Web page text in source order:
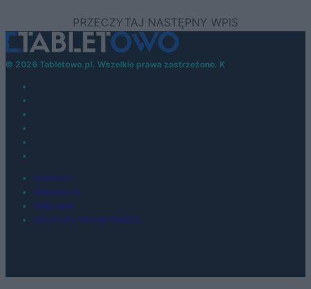
© 2026 Tabletowo.pl. Wszelkie prawa zastrzeżone. K
KONTAKT
REDAKCJA
REKLAMA
POLITYKA PRYWATNOŚCI